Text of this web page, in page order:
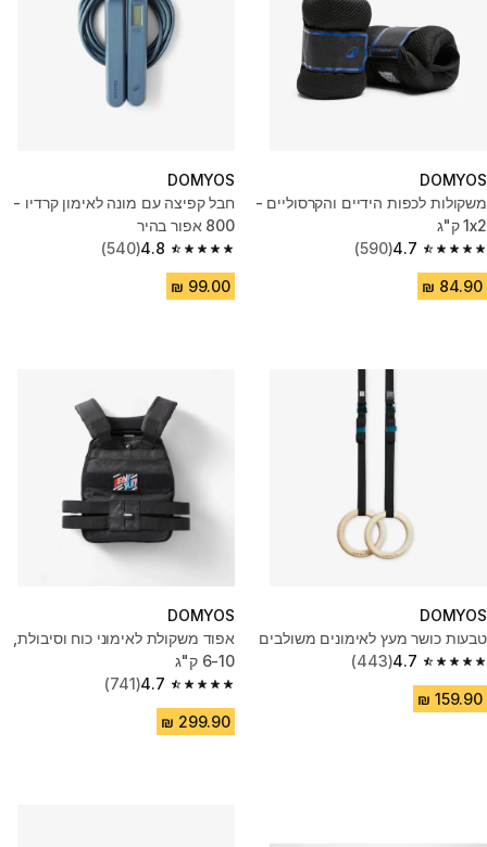
DOMYOS
משקולות לכפות הידיים והקרסוליים -
1x2 ק"ג
4.7
4.7 out of 5 stars from 590 reviews
(590)
DOMYOS
חבל קפיצה עם מונה לאימון קרדיו -
800 אפור בהיר
4.8
4.8 out of 5 stars from 540 reviews
(540)
DOMYOS
טבעות כושר מעץ לאימונים משולבים
4.7
4.7 out of 5 stars from 443 reviews
(443)
DOMYOS
אפוד משקולת לאימוני כוח וסיבולת,
6-10 ק"ג
4.7
4.7 out of 5 stars from 741 reviews
(741)